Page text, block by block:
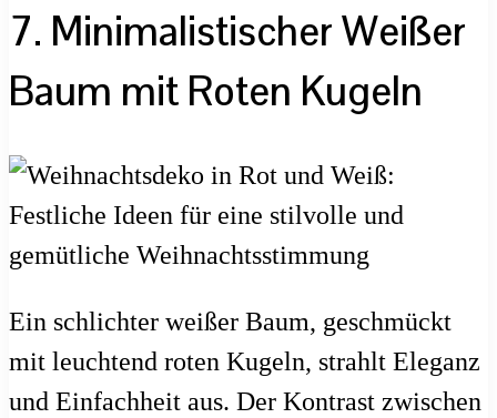
7. Minimalistischer Weißer
Baum mit Roten Kugeln
Ein schlichter weißer Baum, geschmückt
mit leuchtend roten Kugeln, strahlt Eleganz
und Einfachheit aus. Der Kontrast zwischen